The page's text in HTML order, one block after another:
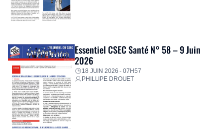
Essentiel CSEC Santé N° 58 – 9 Juin
2026
18 JUIN 2026 - 07H57
PHILLIPE DROUET